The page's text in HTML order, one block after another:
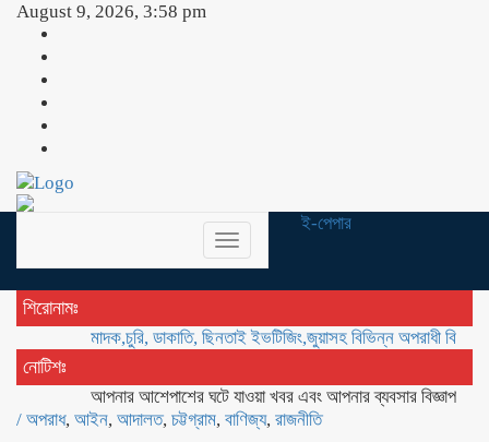
August 9, 2026, 3:58 pm
Toggle
navigation
ই-পেপার
শিরোনামঃ
মাদক,চুরি, ডাকাতি, ছিনতাই ইভটিজিং,জুয়াসহ বিভিন্ন অপরাধী বিরুদ্ধে
নোটিশঃ
আপনার আশেপাশের ঘটে যাওয়া খবর এবং আপনার ব্যবসার বিজ্ঞাপন
/ অপরাধ, আইন, আদালত, চট্টগ্রাম, বাণিজ্য, রাজনীতি